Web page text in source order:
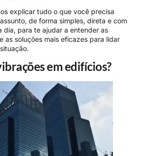
explicar tudo o que você precisa
de forma simples, direta e com
dia, para te ajudar a entender as
as soluções mais eficazes para lidar
em edifícios?